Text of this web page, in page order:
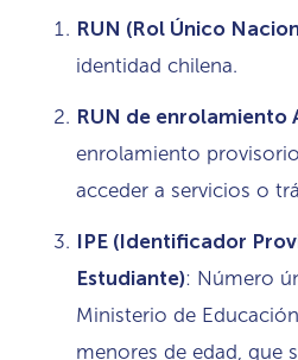
RUN (Rol Único
identidad chilena.
RUN de enrolamiento
enrolamiento
acceder a servicios o
IPE (Identificador
Estudiante): Número
Ministerio de
menores de edad, que